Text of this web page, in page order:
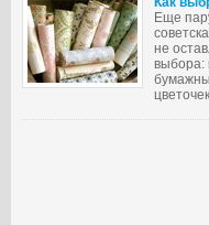
Еще
не
выбора: